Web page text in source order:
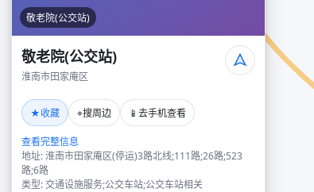
敬老院(公交站)
敬老院(公交站)
淮南市田家庵区
★收藏 ⌖搜周边 📱 去手机查看
查看完整信息
地址: 淮南市田家庵区(停运)3路北线;111路;26路;523
路;6路
类型: 交通设施服务;公交车站;公交车站相关